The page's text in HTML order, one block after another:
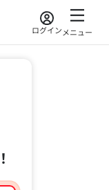
ログインメニュー